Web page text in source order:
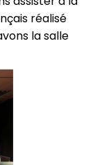
réalisé
la salle